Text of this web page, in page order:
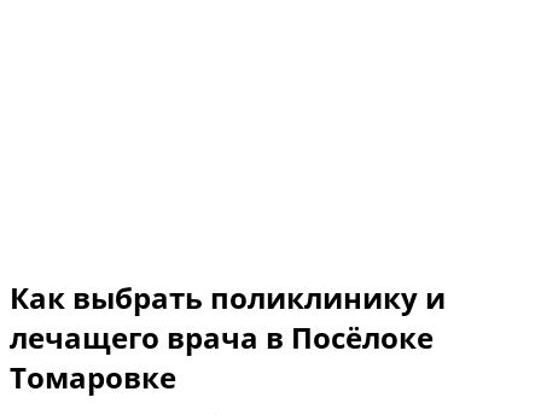
Как выбрать поликлинику и
лечащего врача в Посёлоке
Томаровке